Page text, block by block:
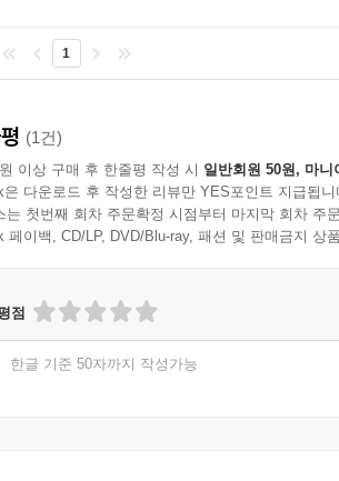
된다. 전통건축 현장에서 흔히들 하는 말
지금 한 사람의 장인이 전국을 다니며 일
렸다. 예전에는 각 마을마다 있었을 기와
옥의 지붕을 뒤덮고 있다. 화방벽의 줄눈
어디나 모두 똑같은 모양으로 저절로 표준
에도 불구하고 이미 현장의 장인들은 세월과
은 왜 이루어지지 않고 있는가. 그것 또한
기반이 마련되어 있지 않기 때문이다. 그
1
(1건)
이상 구매 후 한줄평 작성 시 일반회원 50원, 마니
은 다운로드 후 작성한 리뷰만 YES포인트 지급됩니
는 첫번째 회차 주문확정 시점부터 마지막 회차 주
페이백, CD/LP, DVD/Blu-ray, 패션 및 판매금지 상
점
한글 기준 50자까지 작성가능